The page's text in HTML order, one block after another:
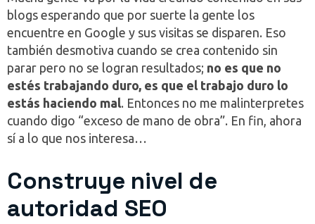
blogs esperando que por suerte la gente los
encuentre en Google y sus visitas se disparen. Eso
también desmotiva cuando se crea contenido sin
parar pero no se logran resultados; no es que no
estés trabajando duro, es que el trabajo duro lo
estás haciendo mal. Entonces no me malinterpretes
cuando digo “exceso de mano de obra”. En fin, ahora
sí a lo que nos interesa…
Construye nivel de
autoridad SEO